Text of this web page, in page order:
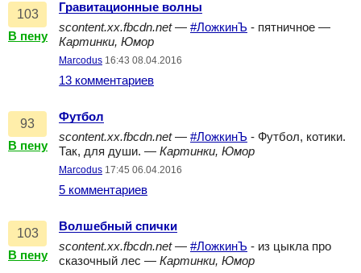
103
В пену
Гравитационные волны
scontent.xx.fbcdn.net— #ЛожкинЪ - пятничное —
Картинки, Юмор
Marcodus 16:43 08.04.2016
13 комментариев
93
В пену
Футбол
scontent.xx.fbcdn.net— #ЛожкинЪ - Футбол, котики.
Так, для души. — Картинки, Юмор
Marcodus 17:45 06.04.2016
5 комментариев
103
В пену
Волшебный спички
scontent.xx.fbcdn.net— #ЛожкинЪ - из цыкла про
сказочный лес — Картинки, Юмор